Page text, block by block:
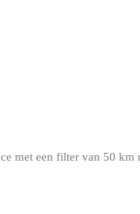
met een filter van 50